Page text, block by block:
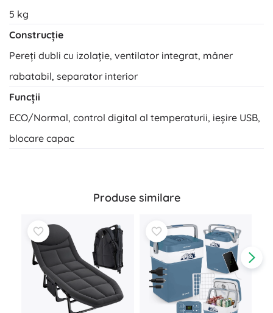
5 kg
Construcție
Pereți dubli cu izolație, ventilator integrat, mâner
rabatabil, separator interior
Funcții
ECO/Normal, control digital al temperaturii, ieșire USB,
blocare capac
Produse similare